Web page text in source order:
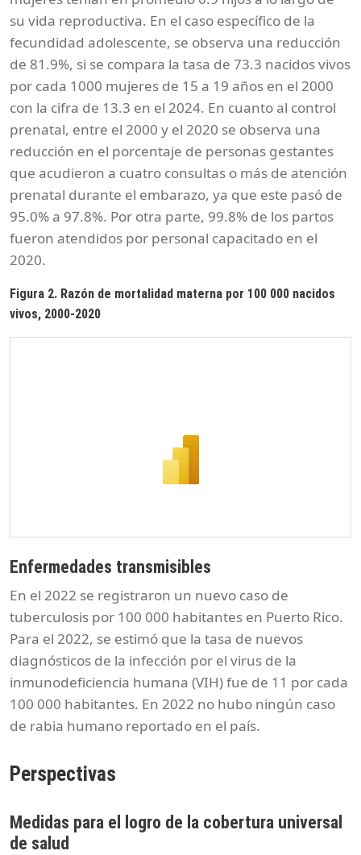
su vida reproductiva. En el caso específico de la
fecundidad adolescente, se observa una reducción
de 81.9%, si se compara la tasa de 73.3 nacidos vivos
por cada 1000 mujeres de 15 a 19 años en el 2000
con la cifra de 13.3 en el 2024. En cuanto al control
prenatal, entre el 2000 y el 2020 se observa una
reducción en el porcentaje de personas gestantes
que acudieron a cuatro consultas o más de atención
prenatal durante el embarazo, ya que este pasó de
95.0% a 97.8%. Por otra parte, 99.8% de los partos
fueron atendidos por personal capacitado en el
2020.
Figura 2. Razón de mortalidad materna por 100 000 nacidos
vivos, 2000-2020
Enfermedades transmisibles
En el 2022 se registraron un nuevo caso de
tuberculosis por 100 000 habitantes en Puerto Rico.
Para el 2022, se estimó que la tasa de nuevos
diagnósticos de la infección por el virus de la
inmunodeficiencia humana (VIH) fue de 11 por cada
100 000 habitantes. En 2022 no hubo ningún caso
de rabia humano reportado en el país.
Perspectivas
Medidas para el logro de la cobertura universal
de salud